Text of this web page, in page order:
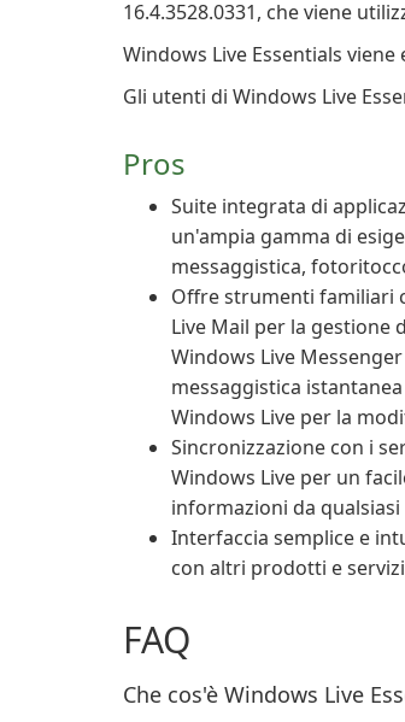
16.4.3528.0331, che viene
Windows Live Essentials
Gli utenti di Windows Live
Pros
Suite integrata di
un'ampia gamma di
messaggistica,
Offre strumenti familiari
Live Mail per la gestione
Windows Live
messaggistica
Windows Live per la
Sincronizzazione con i
Windows Live per un
informazioni da
Interfaccia semplice e
con altri prodotti e
FAQ
Che cos'è Windows Live